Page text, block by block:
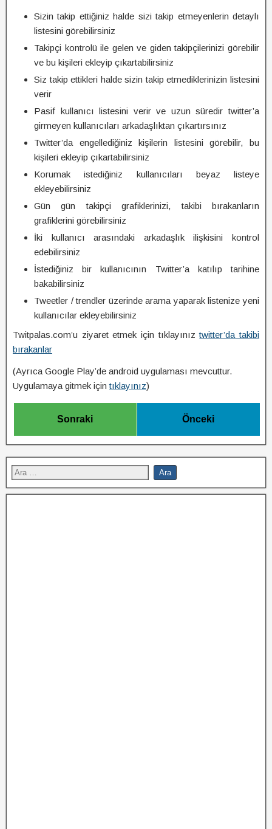
Sizin takip ettiğiniz halde sizi takip etmeyenlerin detaylı
listesini görebilirsiniz
Takipçi kontrolü ile gelen ve giden takipçilerinizi görebilir
ve bu kişileri ekleyip çıkartabilirsiniz
Siz takip ettikleri halde sizin takip etmediklerinizin listesini
verir
Pasif kullanıcı listesini verir ve uzun süredir twitter’a
girmeyen kullanıcıları arkadaşlıktan çıkartırsınız
Twitter’da engellediğiniz kişilerin listesini görebilir, bu
kişileri ekleyip çıkartabilirsiniz
Korumak istediğiniz kullanıcıları beyaz listeye
ekleyebilirsiniz
Gün gün takipçi grafiklerinizi, takibi bırakanların
grafiklerini görebilirsiniz
İki kullanıcı arasındaki arkadaşlık ilişkisini kontrol
edebilirsiniz
İstediğiniz bir kullanıcının Twitter’a katılıp tarihine
bakabilirsiniz
Tweetler / trendler üzerinde arama yaparak listenize yeni
kullanıcılar ekleyebilirsiniz
Twitpalas.com’u ziyaret etmek için tıklayınıztwitter’da takibi
bırakanlar
(Ayrıca Google Play’de android uygulaması mevcuttur.
Uygulamaya gitmek içintıklayınız)
Sonraki Önceki